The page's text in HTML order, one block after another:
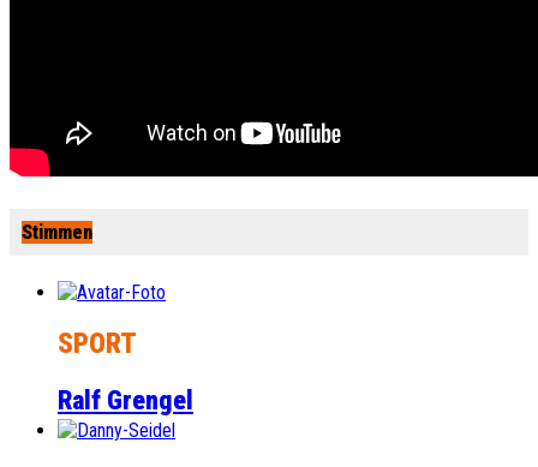
Stimmen
SPORT
Ralf Grengel